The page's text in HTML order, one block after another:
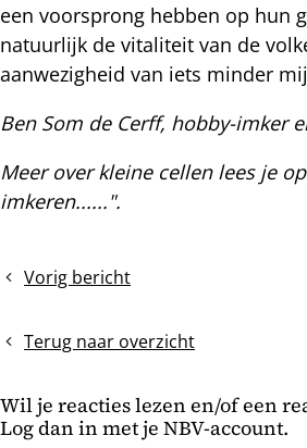
een voorsprong hebben op hun
natuurlijk de vitaliteit van de
aanwezigheid van iets minder
Ben Som de Cerff, hobby-imker
Meer over kleine cellen lees je
imkeren......".
Vorig bericht
Medio
nogTerug naar overzicht
Wil je reacties lezen en/of een
Log dan in met je NBV-account.